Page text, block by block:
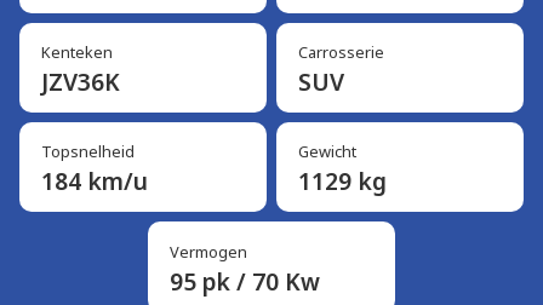
Kenteken
JZV36K
Carrosserie
SUV
Topsnelheid
184 km/u
Gewicht
1129 kg
Vermogen
95 pk / 70 Kw